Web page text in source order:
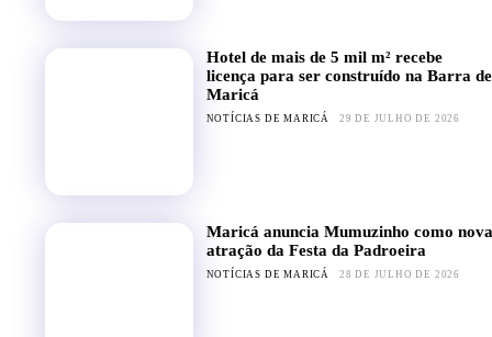
Hotel de mais de 5 mil m² recebe
licença para ser construído na Barra de
Maricá
NOTÍCIAS DE MARICÁ 29 DE JULHO DE 2026
Maricá anuncia Mumuzinho como nova
atração da Festa da Padroeira
NOTÍCIAS DE MARICÁ 28 DE JULHO DE 2026